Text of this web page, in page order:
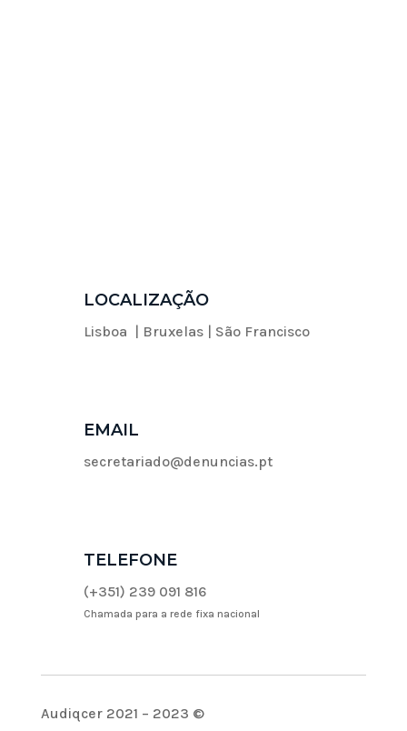
LOCALIZAÇÃO
Lisboa | Bruxelas | São Francisco
EMAIL
secretariado@denuncias.pt
TELEFONE
(+351) 239 091 816
Chamada para a rede fixa nacional
Audiqcer 2021 – 2023 ©